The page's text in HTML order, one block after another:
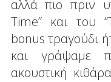
αλλά πιο πριν
Time” και του
bonus τραγούδι
και γράψαμε
ακουστική